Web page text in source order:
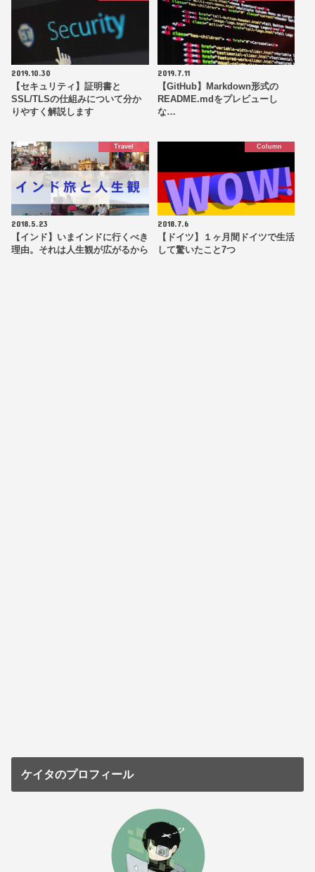
2019.10.30
【セキュリティ】証明書と
SSL/TLSの仕組みについて分か
りやすく解説します
2019.7.11
【GitHub】Markdown形式の
README.mdをプレビューし
な…
Travel
2018.5.23
【インド】いまインドに行くべき
理由。それは人生観が広がるから
Column
2018.7.6
【ドイツ】１ヶ月間ドイツで生活
して驚いたこと7つ
ケイタのプロフィール